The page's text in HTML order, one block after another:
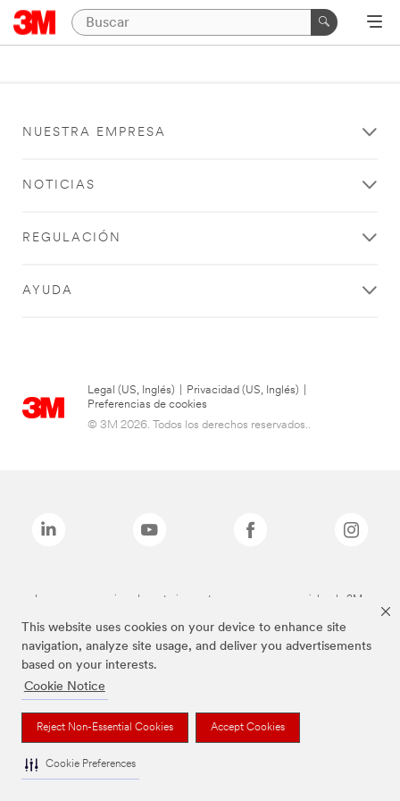
This website uses cookies on your device to enhance site
navigation, analyze site usage, and deliver you advertisements
based on your interests.
Cookie Notice
Reject Non-Essential Cookies Accept Cookies
Cookie Preferences
NUESTRA EMPRESA
NOTICIAS
REGULACIÓN
AYUDA
Legal (US, Inglés) Privacidad (US, Inglés)
Preferencias de cookies
© 3M 2026. Todos los derechos reservados..
Las marcas mencionadas anteriormente son marcas comerciales de 3M.